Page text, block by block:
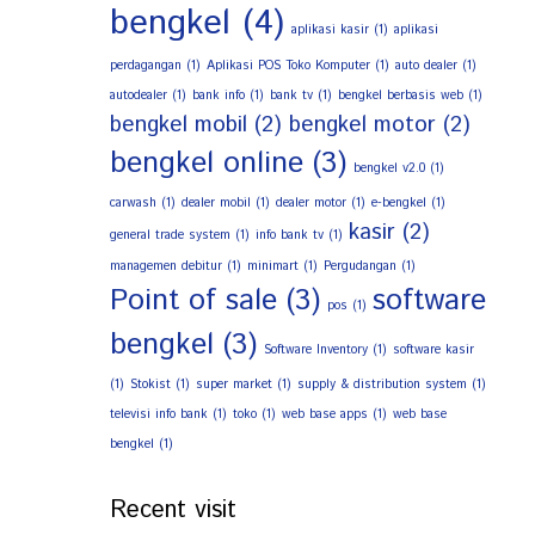
bengkel (4) aplikasi kasir (1) aplikasi
perdagangan (1) Aplikasi POS Toko Komputer (1) auto dealer (1)
autodealer (1) bank info (1) bank tv (1) bengkel berbasis web (1)
bengkel mobil (2) bengkel motor (2)
bengkel online (3) bengkel v2.0 (1)
carwash (1) dealer mobil (1) dealer motor (1) e-bengkel (1)
general trade system (1) info bank tv (1) kasir (2)
managemen debitur (1) minimart (1) Pergudangan (1)
Point of sale (3) pos (1) software
bengkel (3) Software Inventory (1) software kasir
(1) Stokist (1) super market (1) supply & distribution system (1)
televisi info bank (1) toko (1) web base apps (1) web base
bengkel (1)
Recent visit